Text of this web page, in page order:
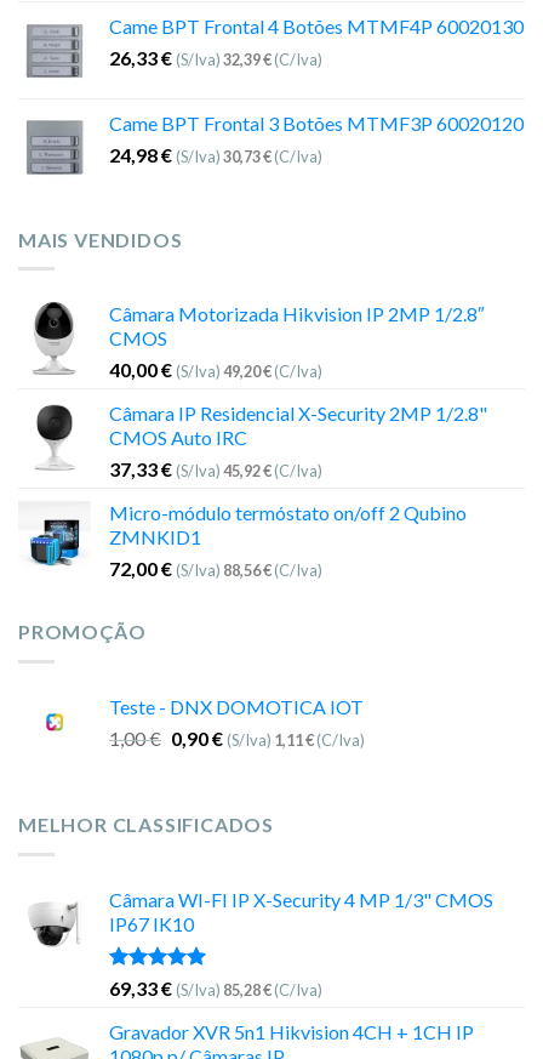
Came BPT Frontal 4 Botões MTMF4P 60020130
26,33€ (S/Iva)32,39€(C/Iva)
Came BPT Frontal 3 Botões MTMF3P 60020120
24,98€ (S/Iva)30,73€(C/Iva)
MAIS VENDIDOS
Câmara Motorizada Hikvision IP 2MP 1/2.8″
CMOS
40,00€ (S/Iva)49,20€(C/Iva)
Câmara IP Residencial X-Security 2MP 1/2.8"
CMOS Auto IRC
37,33€ (S/Iva)45,92€(C/Iva)
Micro-módulo termóstato on/off 2 Qubino
ZMNKID1
72,00€ (S/Iva) 88,56€(C/Iva)
PROMOÇÃO
Teste - DNX DOMOTICA IOT
1,00€ 0,90€ (S/Iva) 1,11€(C/Iva)
MELHOR CLASSIFICADOS
Câmara WI-FI IP X-Security 4 MP 1/3" CMOS
IP67 IK10
Avaliação
5.00
de 5
69,33€ (S/Iva) 85,28€(C/Iva)
Gravador XVR 5n1 Hikvision 4CH + 1CH IP